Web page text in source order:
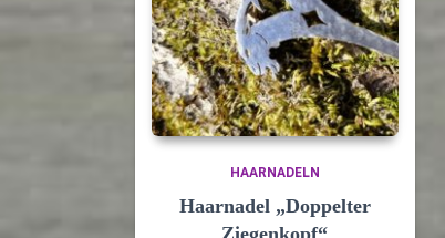
HAARNADELN
Haarnadel „Doppelter
Ziegenkopf“